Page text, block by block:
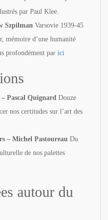
par Paul Klee.
Szpilman Varsovie 1939-45
mémoire d’une humanité
profondément par ici
Pascal Quignard Douze
nos certitudes sur l’art des
– Michel Pastoureau Du
de nos palettes
autour du